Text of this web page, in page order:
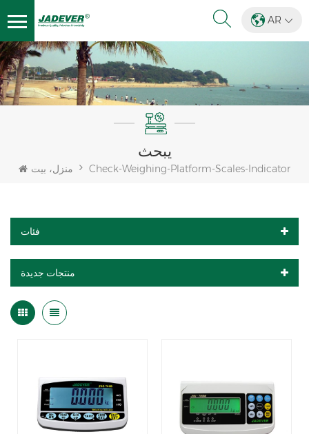
AR
يبحث
منزل، بيت Check-Weighing-Platform-Scales-Indicator
فئات
منتجات جديدة